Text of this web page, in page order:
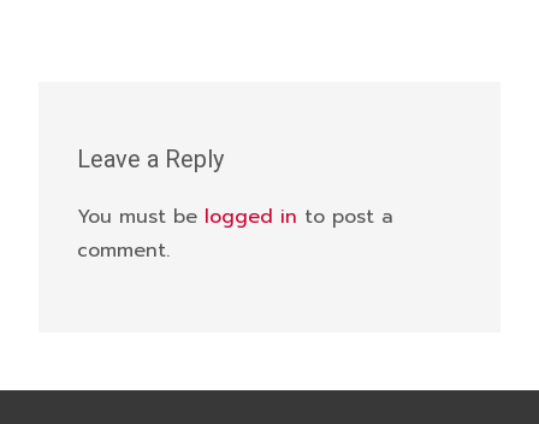
Leave a Reply
You must be logged in to post a
comment.